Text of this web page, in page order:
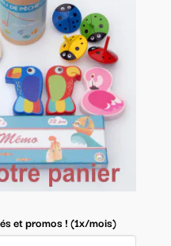
et promos ! (1x/mois)